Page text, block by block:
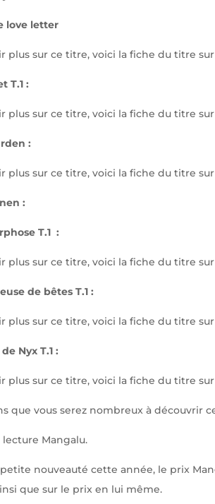
love letter
plus sur ce titre, voici la fiche du titre
T.1 :
plus sur ce titre, voici la fiche du titre
:
plus sur ce titre, voici la fiche du titre
:
T.1 :
plus sur ce titre, voici la fiche du titre
de bêtes T.1 :
plus sur ce titre, voici la fiche du titre
Nyx T.1 :
plus sur ce titre, voici la fiche du titre
que vous serez nombreux à découvrir
Mangalu.
nouveauté cette année, le prix
que sur le prix en lui même.